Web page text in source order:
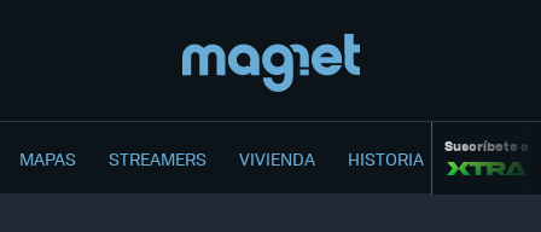
MAPAS STREAMERS VIVIENDA HISTORIA Suscríbete a